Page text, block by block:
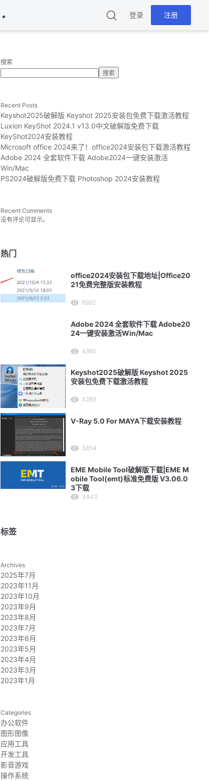
登录 注册
搜索
搜索
Recent Posts
Keyshot2025破解版 Keyshot 2025安装包免费下载激活教程
Luxion KeyShot 2024.1 v13.0中文破解版免费下载
KeyShot2024安装教程
Microsoft office 2024来了！office2024安装包下载激活教程
Adobe 2024 全套软件下载 Adobe2024一键安装激活
Win/Mac
PS2024破解版免费下载 Photoshop 2024安装教程
Recent Comments
没有评论可显示。
热门
office2024安装包下载地址|Office20
21免费完整版安装教程
8992
Adobe 2024 全套软件下载 Adobe20
24一键安装激活Win/Mac
4990
Keyshot2025破解版 Keyshot 2025
安装包免费下载激活教程
4289
V-Ray 5.0 For MAYA下载安装教程
3854
EME Mobile Tool破解版下载|EME M
obile Tool(emt)标准免费版 V3.06.0
3下载
3443
标签
Archives
2025年7月
2023年11月
2023年10月
2023年9月
2023年8月
2023年7月
2023年6月
2023年5月
2023年4月
2023年3月
2023年1月
Categories
办公软件
图形图像
应用工具
开发工具
影音游戏
操作系统